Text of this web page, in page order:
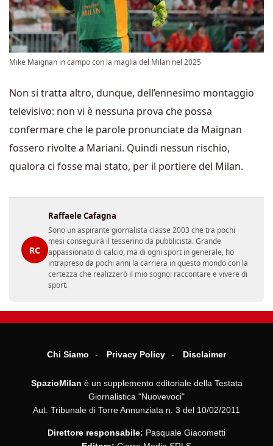
Mike Maignan in campo con la maglia del Milan nel 2025
Non si tratta altro, dunque, dell’ennesimo montaggio
televisivo: non vi è nessuna prova che possa
confermare che le parole pronunciate da Maignan
fossero rivolte a Mariani. Quindi nessun rischio,
qualora ci fosse mai stato, per il portiere del Milan.
RC
Raffaele Cafagna
Sono un aspirante giornalista classe 2003 che tra pochi
mesi conseguirà il tesserino da pubblicista. Grande
appassionato di calcio, ma di ogni sport in generale, ho
intrapreso da pochi anni la carriera in questo mondo con la
certezza che realizzerò il mio sogno: raccontare e vivere di
sport.
Chi Siamo Privacy Policy Disclaimer
SpazioMilan è un supplemento editoriale della Testata
Giornalistica "Nuovevoci"
Aut. Tribunale di Torre Annunziata n. 3 del 10/02/2011
Direttore responsabile: Pasquale Giacometti